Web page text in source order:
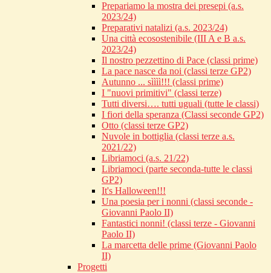
Prepariamo la mostra dei presepi (a.s.
2023/24)
Preparativi natalizi (a.s. 2023/24)
Una città ecosostenibile (III A e B a.s.
2023/24)
Il nostro pezzettino di Pace (classi prime)
La pace nasce da noi (classi terze GP2)
Autunno ... sìììì!!! (classi prime)
I "nuovi primitivi" (classi terze)
Tutti diversi…. tutti uguali (tutte le classi)
I fiori della speranza (Classi seconde GP2)
Otto (classi terze GP2)
Nuvole in bottiglia (classi terze a.s.
2021/22)
Libriamoci (a.s. 21/22)
Libriamoci (parte seconda-tutte le classi
GP2)
It's Halloween!!!
Una poesia per i nonni (classi seconde -
Giovanni Paolo II)
Fantastici nonni! (classi terze - Giovanni
Paolo II)
La marcetta delle prime (Giovanni Paolo
II)
Progetti